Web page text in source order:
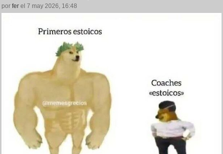
por fer el 7 may 2026, 16:48